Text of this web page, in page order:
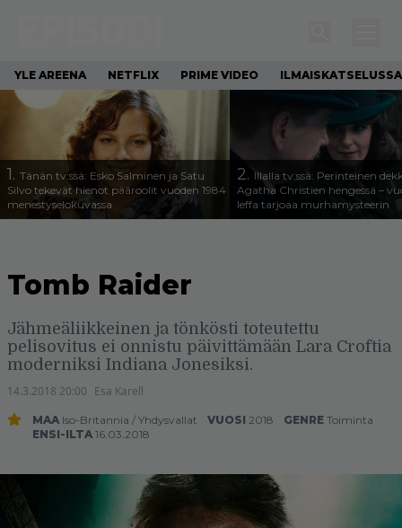
YLE AREENA NETFLIX PRIME VIDEO ILMAISKATSELUSSA
1. Tänän tv:ssä: Esko Salminen ja Satu
Silvo tekevät hienot pääroolit vuoden 1984
menestyselokuvassa
2. Illalla tv:ssä: Perinteinen
Agatha Christien hengessä –
leffa tarjoaa murhamysteerin
Tomb Raider
Jähmeäliikkeinen ja tönkösti toteutettu
pelisovitus ei onnistu päivittämään Lara Croftia
moderniksi Indiana Jonesiksi.
14.3.2018 20:00 Esa Karell
MAA Iso-Britannia / Yhdysvallat VUOSI 2018 GENRE Toiminta
ENSI-ILTA 16.03.2018